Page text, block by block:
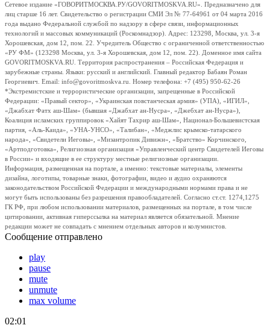
Сетевое издание «ГОВОРИТМОСКВА.РУ/GOVORITMOSKVA.RU». Предназначено для
лиц старше 16 лет. Свидетельство о регистрации СМИ Эл № 77-64961 от 04 марта 2016
года выдано Федеральной службой по надзору в сфере связи, информационных
технологий и массовых коммуникаций (Роскомнадзор). Адрес: 123298, Москва, ул. 3-я
Хорошевская, дом 12, пом. 22. Учредитель Общество с ограниченной ответственностью
«РУ ФМ» (123298 Москва, ул. 3-я Хорошевская, дом 12, пом. 22). Доменное имя сайта
GOVORITMOSKVA.RU. Территория распространения – Российская Федерация и
зарубежные страны. Языки: русский и английский. Главный редактор Бабаян Роман
Георгиевич. Email: info@govoritmoskva.ru. Номер телефона: +7 (495) 950-62-26
*Экстремистские и террористические организации, запрещенные в Российской
Федерации: «Правый сектор», «Украинская повстанческая армия» (УПА), «ИГИЛ»,
«Джабхат Фатх аш-Шам» (бывшая «Джабхат ан-Нусра», «Джебхат ан-Нусра»),
Коалиция исламских группировок «Хайят Тахрир аш-Шам», Национал-Большевистская
партия, «Аль-Каида», «УНА-УНСО», «Талибан», «Меджлис крымско-татарского
народа», «Свидетели Иеговы», «Мизантропик Дивижн», «Братство» Корчинского,
«Артподготовка», Религиозная организация «Управленческий центр Свидетелей Иеговы
в России» и входящие в ее структуру местные религиозные организации.
Информация, размещенная на портале, а именно: текстовые материалы, элементы
дизайна, логотипы, товарные знаки, фотографии, видео и аудио охраняются
законодательством Российской Федерации и международными нормами права и не
могут быть использованы без разрешения правообладателей. Согласно ст.ст. 1274,1275
ГК РФ, при любом использовании материалов, размещенных на портале, в том числе
цитировании, активная гиперссылка на материал является обязательной. Мнение
редакции может не совпадать с мнением отдельных авторов и колумнистов.
Сообщение отправлено
play
pause
mute
unmute
max volume
02:01